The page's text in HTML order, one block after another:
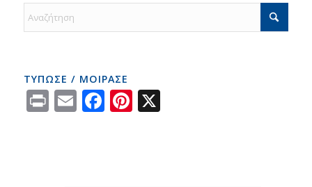
ΤΥΠΩΣΕ / ΜΟΙΡΑΣΕ
PrintEmailFacebook
Pinterest
X